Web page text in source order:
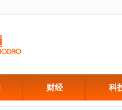
财经 科